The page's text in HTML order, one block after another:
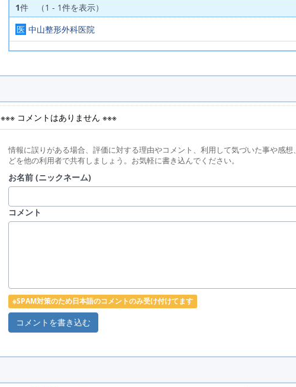
1件 （1 - 1件を表示）
医 中山整形外科医院
※※※ コメントはありません ※※※
情報に誤りがある場合、評価に対する理由やコメント、利用して気づいた事や感想
どを他の利用者で共有しましょう。お気軽に書き込んでください。
お名前 (ニックネーム)
コメント
※SPAM対策のため日本語のコメントのみ受け付けてます